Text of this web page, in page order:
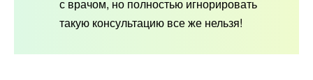
с врачом, но полностью игнорировать
такую консультацию все же нельзя!